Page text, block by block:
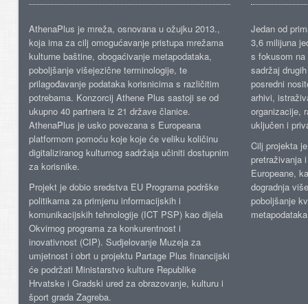
AthenaPlus je mreža, osnovana u ožujku 2013.,
koja ima za cilj omogućavanje pristupa mrežama
kulturne baštine, obogaćivanje metapodataka,
poboljšanje višejezične terminologije, te
prilagođavanje podataka korisnicima s različitim
potrebama. Konzorcij Athene Plus sastoji se od
ukupno 40 partnera iz 21 države članice.
AthenaPlus je usko povezana s Europeana
platformom pomoću koje koje će veliku količinu
digitaliziranog kulturnog sadržaja učiniti dostupnim
za korisnike.
Projekt je dobio sredstva EU Programa podrške
politikama za primjenu informacijskih i
komunikacijskih tehnologije (ICT PSP) kao dijela
Okvirnog programa za konkurentnost i
inovativnost (CIP). Sudjelovanje Muzeja za
umjetnost i obrt u projektu Partage Plus financijski
će podržati Ministarstvo kulture Republike
Hrvatske i Gradski ured za obrazovanje, kulturu i
šport grada Zagreba.
Jedan od
3,6 milijuna
s fokusom
sadržaj
posredni
arhivi,
organizacije,
uključen i
Cilj projekta
pretraživanja
Europeane,
dogradnja
poboljšanje